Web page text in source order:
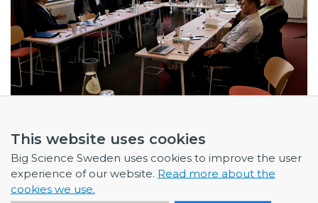
This website uses cookies
Big Science Sweden uses cookies to improve the user
experience of our website. Read more about the
cookies we use.